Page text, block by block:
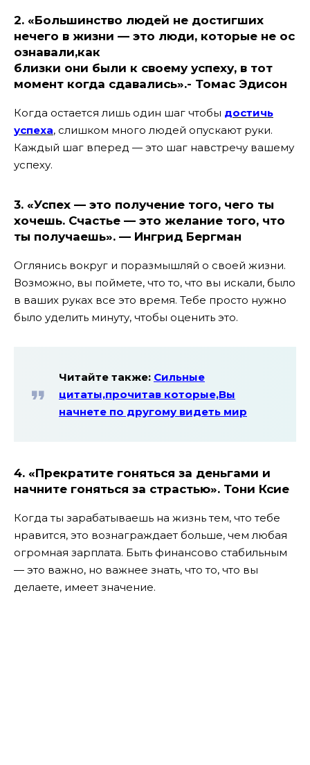
2. «Большинство людей не достигших
нечего в жизни — это люди, которые не ос
ознавали,как
близки они были к своему успеху, в тот
момент когда сдавались».- Томас Эдисон
Когда остается лишь один шаг чтобы достичь
успеха, слишком много людей опускают руки.
Каждый шаг вперед — это шаг навстречу вашему
успеху.
3. «Успех — это получение того, чего ты
хочешь. Счастье — это желание того, что
ты получаешь». — Ингрид Бергман
Оглянись вокруг и поразмышляй о своей жизни.
Возможно, вы поймете, что то, что вы искали, было
в ваших руках все это время. Тебе просто нужно
было уделить минуту, чтобы оценить это.
Читайте также: Сильные
цитаты,прочитав которые,Вы
начнете по другому видеть мир
4. «Прекратите гоняться за деньгами и
начните гоняться за страстью». Тони Ксие
Когда ты зарабатываешь на жизнь тем, что тебе
нравится, это вознаграждает больше, чем любая
огромная зарплата. Быть финансово стабильным
— это важно, но важнее знать, что то, что вы
делаете, имеет значение.